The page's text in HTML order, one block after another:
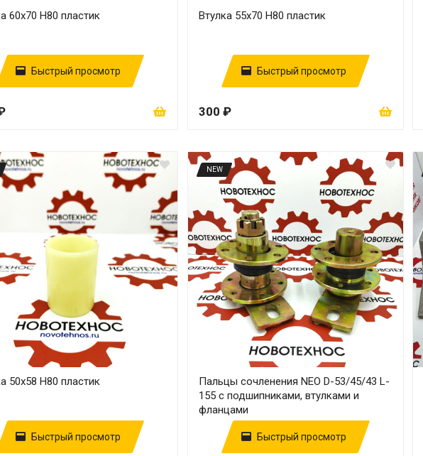
60х70 H80 пластик
Быстрый просмотр
Втулка 55х70 H80 пластик
Быстрый просмотр
300 ₽
50х58 Н80 пластик
Быстрый просмотр
NEW
Пальцы сочленения NEO D-53/45/43 L-
155 с подшипниками, втулками и
фланцами
Быстрый просмотр